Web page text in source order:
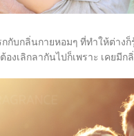
กับกลิ่นกายหอมๆ ที่ทำให้ต่า
งเลิกลากันไปก็เพราะ เคยมี